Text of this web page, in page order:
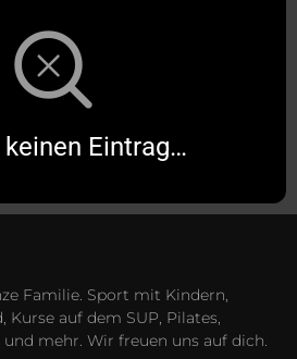
keinen Eintrag…
Familie. Sport mit Kindern,
Kurse auf dem SUP, Pilates,
mehr. Wir freuen uns auf dich.